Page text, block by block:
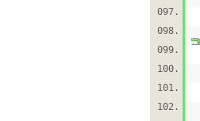
097.
098.
099.
100.
101.
102.